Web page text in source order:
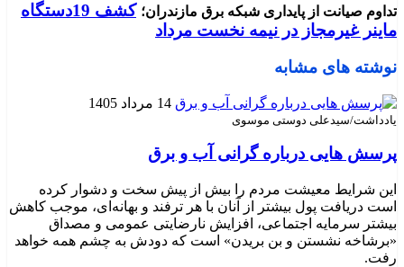
تداوم صیانت از پایداری شبکه برق مازندران؛
کشف 19دستگاه
ماینر غیرمجاز در نیمه نخست مرداد
نوشته های مشابه
14 مرداد 1405
یادداشت/سیدعلی دوستی موسوی
پرسش هایی درباره گرانی آب و برق
این شرایط معیشت مردم را بیش از پیش سخت و دشوار کرده
است دریافت پول بیشتر از آنان با هر ترفند و بهانه‌ای، موجب کاهش
بیشتر سرمایه اجتماعی، افزایش نارضایتی عمومی و مصداق
«برشاخه نشستن و بن بریدن» است که دودش به چشم همه خواهد
رفت.